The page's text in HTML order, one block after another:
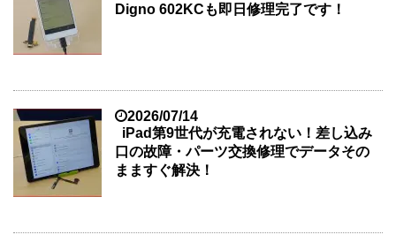
Digno 602KCも即日修理完了です！
2026/07/14
iPad第9世代が充電されない！差し込み
口の故障・パーツ交換修理でデータその
まますぐ解決！